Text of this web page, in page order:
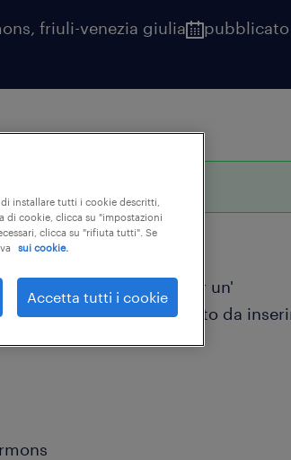
, friuli-venezia giulia
di Gorizia, ricerca, per un'
settore legno, un candidato da
installare tutti i cookie descritti,
di cookie, clicca su "impostazioni
clicca su "rifiuta tutti". Se
sui cookie.
Accetta tutti i cookie